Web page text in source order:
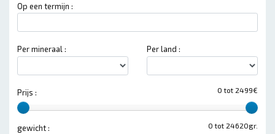
Op een termijn :
Per mineraal : Per land :
0 tot 2499€
Prijs :
0 tot 24620gr.
gewicht :